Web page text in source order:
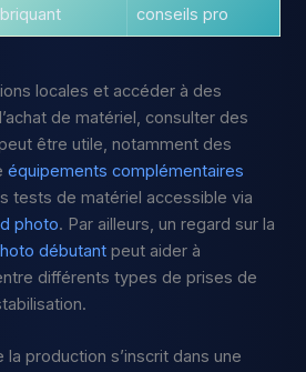
conseils pro
locales et accéder à des
de matériel, consulter des
être utile, notamment des
équipements complémentaires
tests de matériel accessible via
photo. Par ailleurs, un regard sur la
débutant peut aider à
différents types de prises de
production s’inscrit dans une